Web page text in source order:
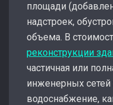
площади
надстроек,
объема. В
реконструкции
частичная или
инженерных сетей
водоснабжение,